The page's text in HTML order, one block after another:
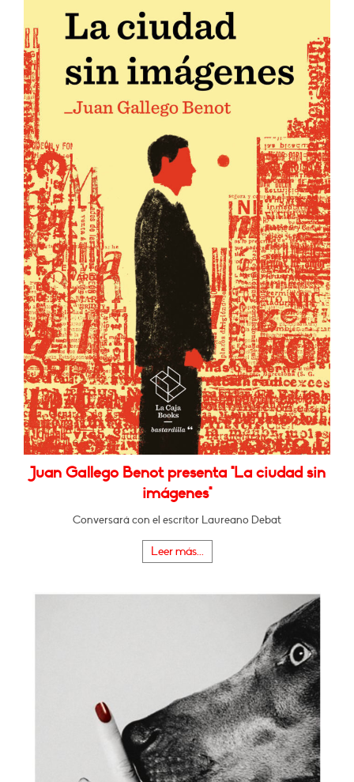
Juan Gallego Benot presenta "La ciudad sin
imágenes"
Conversará con el escritor Laureano Debat
Leer más...